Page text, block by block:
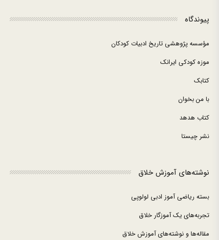
پیوندگاه
مؤسسه پژوهشی تاریخ ادبیات کودکان
موزه کودکی ایرانک
کتابک
با من بخوان
کتاب هدهد
نشر چیستا
نوشته‌های آموزش خلاق
بسته ریاضی آموز ادبی لولوپی
تجربه‌های یک آموزگار خلاق
مقاله‌ها و نوشته‌های آموزش خلاق